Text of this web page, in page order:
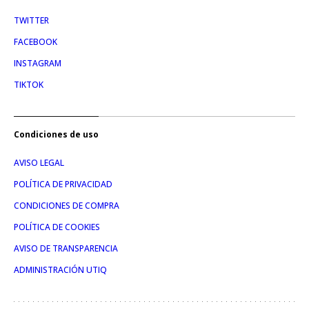
TWITTER
FACEBOOK
INSTAGRAM
TIKTOK
Condiciones de uso
AVISO LEGAL
POLÍTICA DE PRIVACIDAD
CONDICIONES DE COMPRA
POLÍTICA DE COOKIES
AVISO DE TRANSPARENCIA
ADMINISTRACIÓN UTIQ